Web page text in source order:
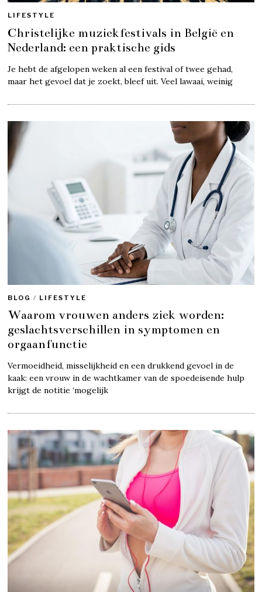
LIFESTYLE
Christelijke muziekfestivals in België en
Nederland: een praktische gids
Je hebt de afgelopen weken al een festival of twee gehad,
maar het gevoel dat je zoekt, bleef uit. Veel lawaai, weinig
BLOG / LIFESTYLE
Waarom vrouwen anders ziek worden:
geslachtsverschillen in symptomen en
orgaanfunctie
Vermoeidheid, misselijkheid en een drukkend gevoel in de
kaak: een vrouw in de wachtkamer van de spoedeisende hulp
krijgt de notitie ‘mogelijk